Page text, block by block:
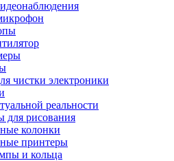
чистки электроники
реальности
для рисования
колонки
принтеры
и кольца